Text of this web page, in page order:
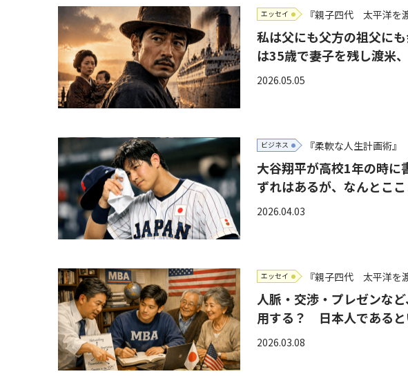
エッセイ 『親子四代 太平洋を
私は父にも父方の祖父にも
は35歳で妻子を残し渡米
2026.05.05
ビジネス 『柔軟な人生計画術』
大谷翔平が高校1年の時に
ずれはあるが、なんとこ
2026.04.03
エッセイ 『親子四代 太平洋を
人脈・交渉・プレゼンな
用する？ 日本人である
2026.03.08